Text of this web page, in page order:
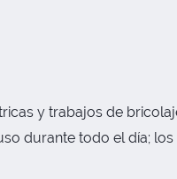
y trabajos de
durante todo el día;